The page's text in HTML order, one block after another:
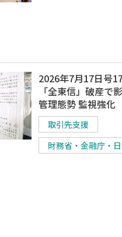
2026年7月17日号
「全東信」破産で
管理態勢 監視強化
取引先支援
財務省・金融庁・